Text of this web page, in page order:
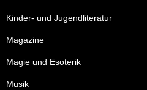
Kinder- und Jugendliteratur
Magazine
Magie und Esoterik
Musik